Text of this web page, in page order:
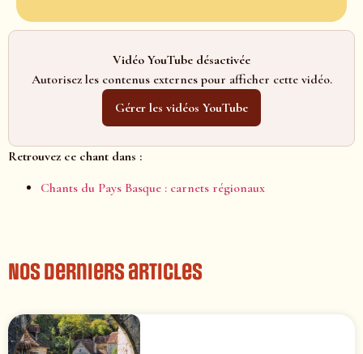
Vidéo YouTube désactivée
Autorisez les contenus externes pour afficher cette vidéo.
Gérer les vidéos YouTube
Retrouvez ce chant dans :
Chants du Pays Basque : carnets régionaux
Nos derniers articles